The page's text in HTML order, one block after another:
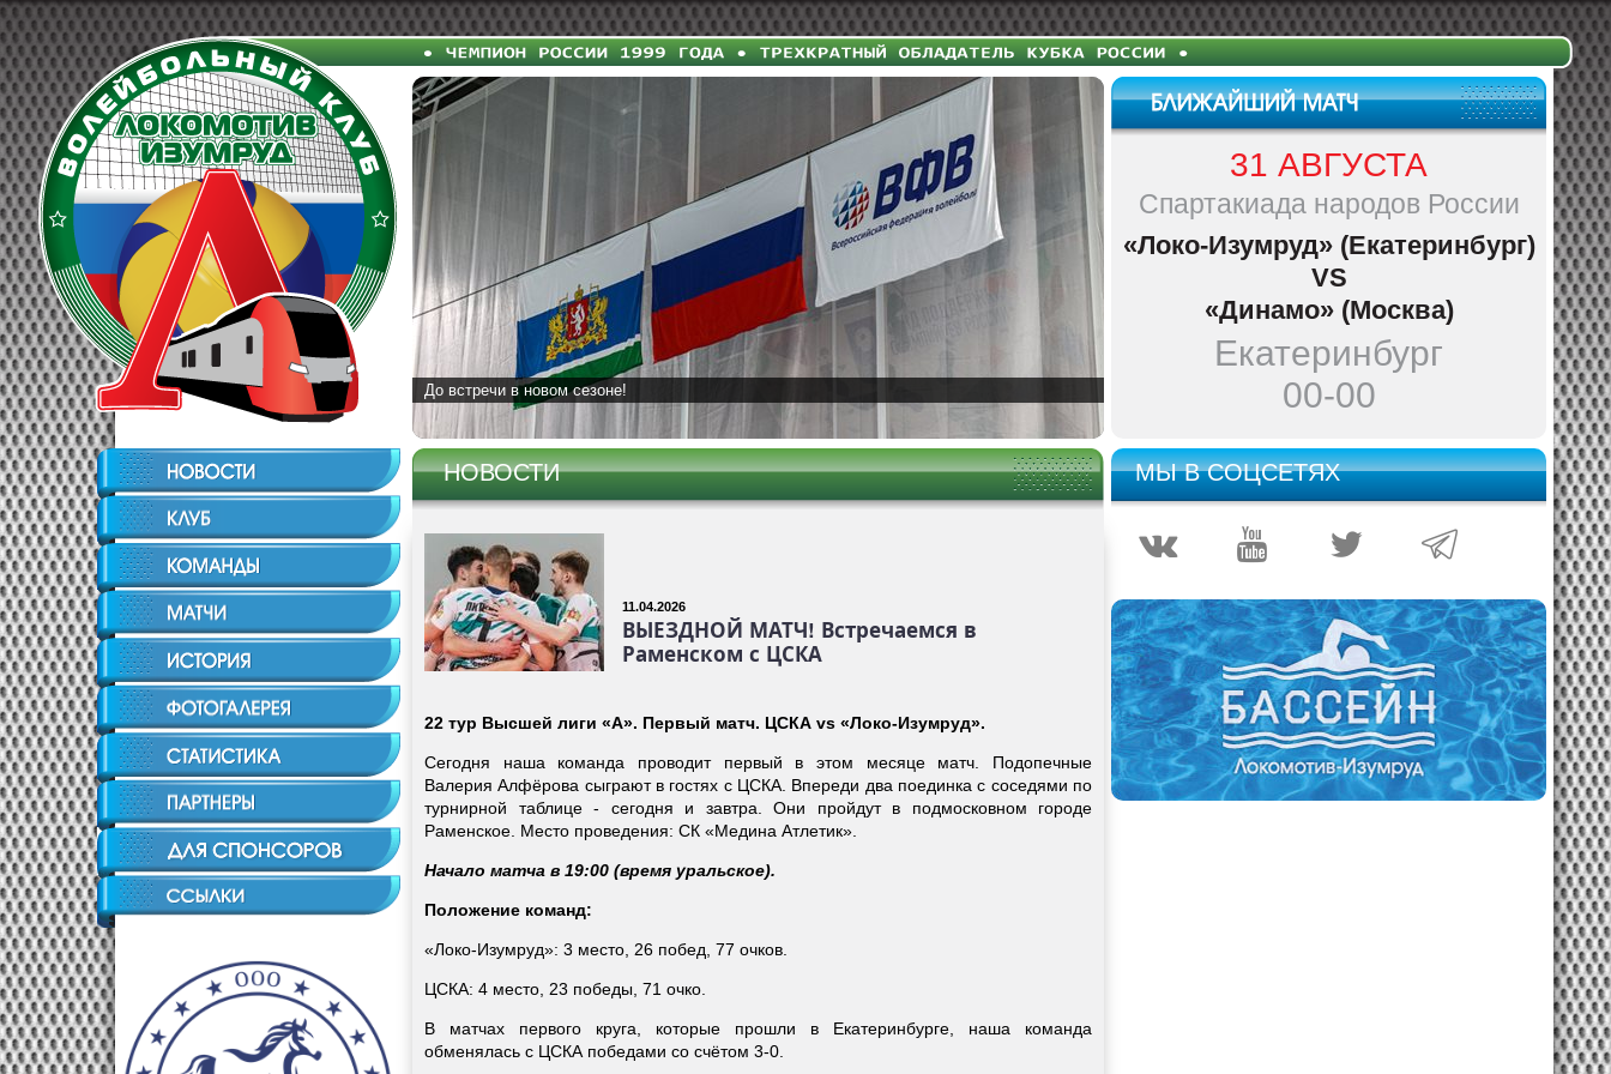
До встречи в новом сезоне!
31 АВГУСТА
Спартакиада народов России
«Локо-Изумруд» (Екатеринбург)
VS
«Динамо» (Москва)
Екатеринбург
00-00
НОВОСТИ
11.04.2026
ВЫЕЗДНОЙ МАТЧ! Встречаемся в
Раменском с ЦСКА
22 тур Высшей лиги «А». Первый матч. ЦСКА vs «Локо-Изумруд».
Сегодня наша команда проводит первый в этом месяце матч. Подопечные
Валерия Алфёрова сыграют в гостях с ЦСКА. Впереди два поединка с соседями по
турнирной таблице - сегодня и завтра. Они пройдут в подмосковном городе
Раменское. Место проведения: СК «Медина Атлетик».
Начало матча в 19:00 (время уральское).
Положение команд:
«Локо-Изумруд»: 3 место, 26 побед, 77 очков.
ЦСКА: 4 место, 23 победы, 71 очко.
В матчах первого круга, которые прошли в Екатеринбурге, наша команда
обменялась с ЦСКА победами со счётом 3-0.
МЫ В СОЦСЕТЯХ